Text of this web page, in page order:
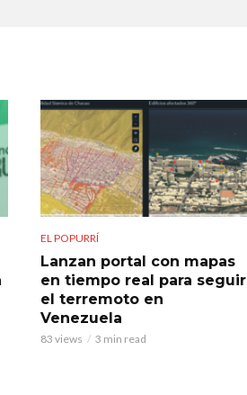
EL POPURRÍ
Lanzan portal con mapas
en tiempo real para seguir
el terremoto en
Venezuela
83 views 3 min read